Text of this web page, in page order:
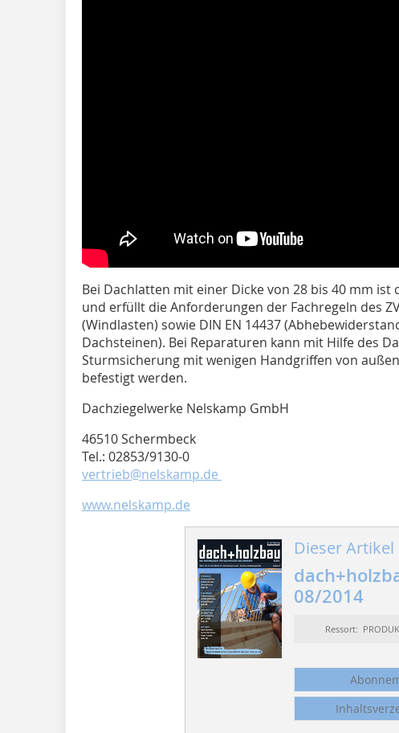
Bei Dachlatten mit einer Dicke von 28 bis 40 mm
und erfüllt die Anforderungen der Fachregeln des
(Windlasten) sowie DIN EN 14437
Dachsteinen). Bei Reparaturen kann mit Hilfe des
Sturmsicherung mit wenigen Handgriffen von
befestigt werden.
Dachziegelwerke Nelskamp GmbH
46510 Schermbeck
Tel.: 02853/9130-0
vertrieb@nelskamp.de
www.nelskamp.de
Dieser
08/2014
Ressort: